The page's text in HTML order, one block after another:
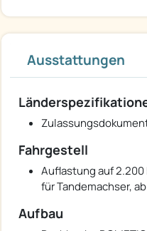
Ausstattungen
Fahrgestell
Auflastung auf
für Tandemachser,
Aufbau